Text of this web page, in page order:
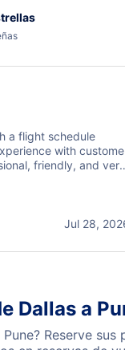
a flight schedule
with
friendly, and very
of the next steps.
Jul 28,
Dallas a
Reserve